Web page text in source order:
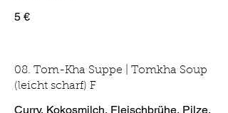
5 €
08. Tom-Kha Suppe | Tomkha Soup
(leicht scharf) F
Curry, Kokosmilch, Fleischbrühe, Pilze,